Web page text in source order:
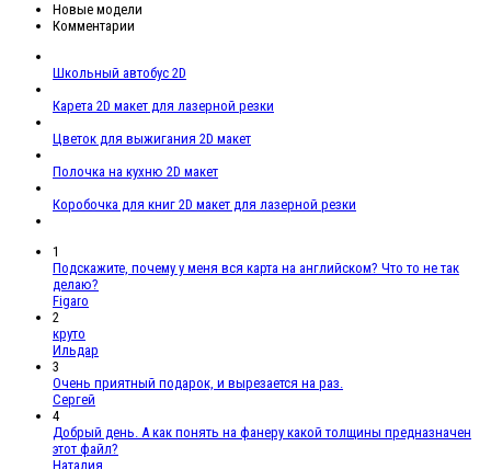
Новые модели
Комментарии
Школьный автобус 2D
Карета 2D макет для лазерной резки
Цветок для выжигания 2D макет
Полочка на кухню 2D макет
Коробочка для книг 2D макет для лазерной резки
1
Подскажите, почему у меня вся карта на английском? Что то не так
делаю?
Figaro
2
круто
Ильдар
3
Очень приятный подарок, и вырезается на раз.
Сергей
4
Добрый день. А как понять на фанеру какой толщины предназначен
этот файл?
Наталия